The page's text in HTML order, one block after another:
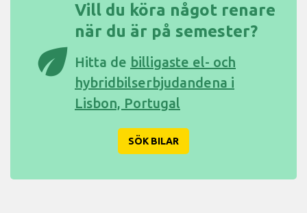
eco
Vill du köra något renare
när du är på semester?
Hitta de billigaste el- och
hybridbilserbjudandena i
Lisbon, Portugal
SÖK BILAR